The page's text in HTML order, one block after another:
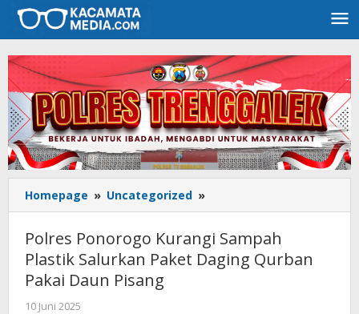
Lewati
konten
Homepage » Uncategorized »
Ponorogo
Sampah
Plastik
Polres Ponorogo Kurangi Sampah
Plastik Salurkan Paket Daging Qurban
Pakai Daun Pisang
10 Juni 2025